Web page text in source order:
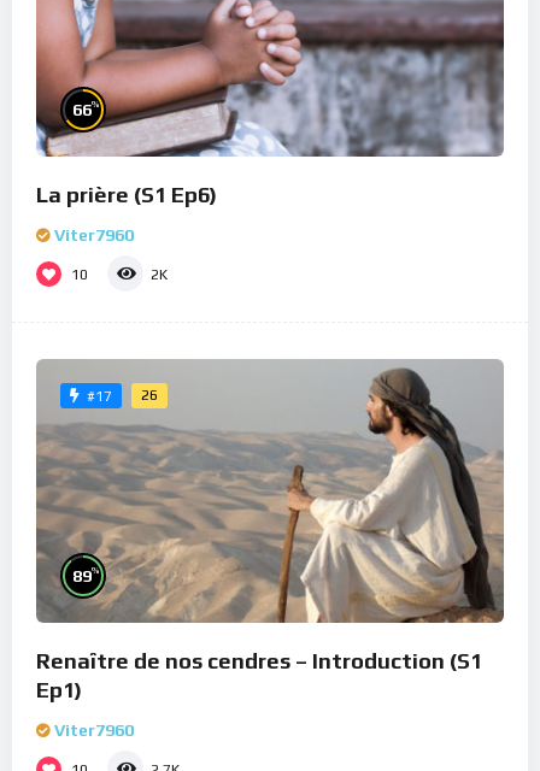
66%
La prière (S1 Ep6)
Viter7960
10 2K
#17 26
89%
Renaître de nos cendres – Introduction (S1
Ep1)
Viter7960